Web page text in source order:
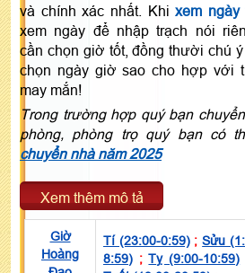
và chính xác nhất. Khixem ngày
xem ngày để nhập trạch nói
cần chọn giờ tốt, đồng thười chú ý
chọn ngày giờ sao cho hợp với
may mắn!
Trong trường hợp quý bạn
phòng, phòng trọ quý bạn có
chuyển nhà năm 2025
Xem thêm mô tả
Giờ
Hoàng
Tí (23:00-0:59);Sửu
8:59) ;Tỵ (9:00-10:59)